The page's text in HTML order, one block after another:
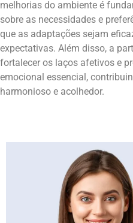
melhorias do ambiente é
sobre as necessidades e
que as adaptações sejam
expectativas. Além disso, a
fortalecer os laços afetivos e
emocional essencial,
harmonioso e acolhedor.